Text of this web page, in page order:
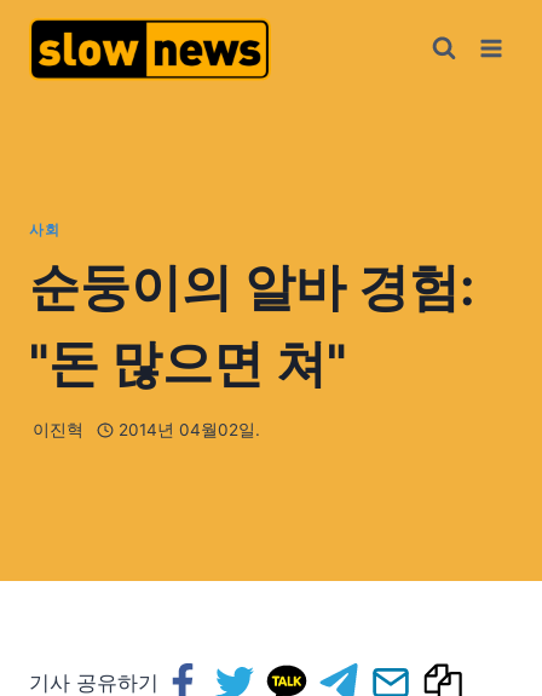
사회
순둥이의 알바 경험:
"돈 많으면 쳐"
이진혁 2014년 04월02일.
기사 공유하기